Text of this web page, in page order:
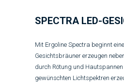
SPECTRA LED-
Mit Ergoline Spectra beginnt
Gesichtsbräuner erzeugen
durch Rötung und
gewünschten Lichtspektren